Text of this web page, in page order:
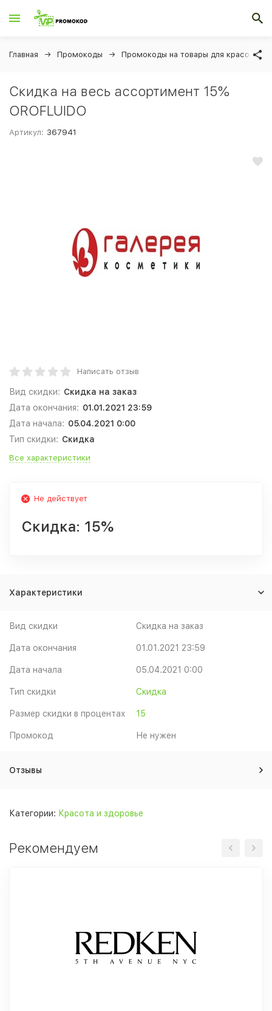
Главная Промокоды Промокоды на товары для красоты и
Скидка на весь ассортимент 15%
OROFLUIDO
Артикул: 367941
Написать отзыв
Вид скидки: Скидка на заказ
Дата окончания: 01.01.2021 23:59
Дата начала: 05.04.2021 0:00
Тип скидки: Скидка
Все характеристики
Не действует
Скидка: 15%
Характеристики
Вид скидки Скидка на заказ
Дата окончания 01.01.2021 23:59
Дата начала 05.04.2021 0:00
Тип скидки Скидка
Размер скидки в процентах 15
Промокод Не нужен
Отзывы
Категории: Красота и здоровье
Рекомендуем